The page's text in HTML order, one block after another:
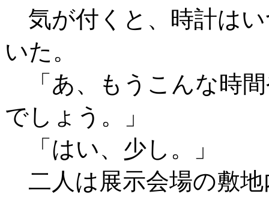
気が付くと、時計は
いた。
「あ、もうこんな時
でしょう。」
「はい、少し。」
二人は展示会場の敷